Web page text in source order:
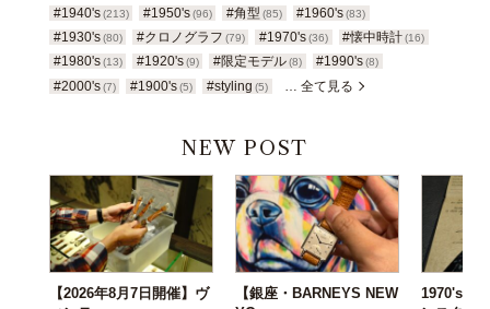
#1940's (213) #1950's(96) #角型 (85) #1960's (83)
#1930's (80) #クロノグラフ (79) #1970's(36) #懐中時計 (16)
#1980's (13) #1920's(9) #限定モデル(8) #1990's (8)
#2000's (7) #1900's(5) #styling (5) … 全て見る
NEW POST
【2026年8月7日開催】ヴ
【銀座・BARNEYS NEW
1970's ヴ